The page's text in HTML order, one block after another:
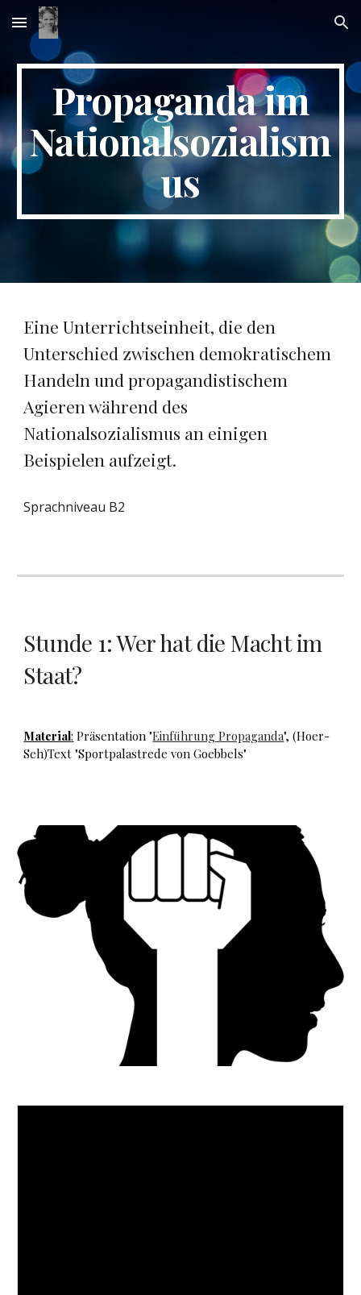
Skip to main content Skip to navigation
Propaganda im
Nationalsozialism
us
Eine Unterrichtseinheit, die den
Unterschied zwischen demokratischem
Handeln und propagandistischem
Agieren während des
Nationalsozialismus an einigen
Beispielen aufzeigt.
Sprachniveau B2
Stunde 1:Wer hat die Macht im
Staat?
Material: Präsentation "Einführung Propaganda", (Hoer-
Seh)Text "Sportpalastrede von Goebbels"